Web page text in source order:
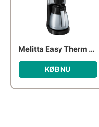
Melitta Easy Therm 2.0 kaffemaskine, stål
KØB NU